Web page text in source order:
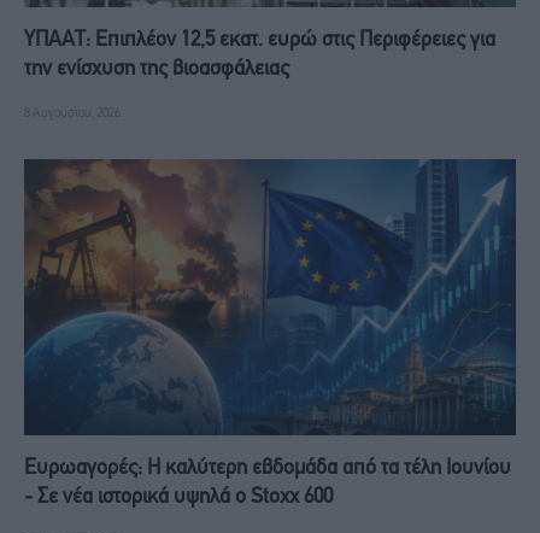
ΥΠΑΑΤ: Επιπλέον 12,5 εκατ. ευρώ στις Περιφέρειες για
την ενίσχυση της βιοασφάλειας
8 Αυγούστου, 2026
Ευρωαγορές: Η καλύτερη εβδομάδα από τα τέλη Ιουνίου
- Σε νέα ιστορικά υψηλά ο Stoxx 600